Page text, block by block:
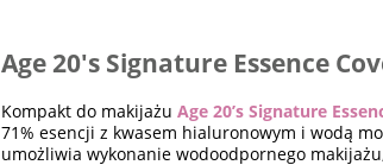
Age 20's Signature Essence
Kompakt do makijażu Age 20’s Signature
71% esencji z kwasem hialuronowym i wodą
umożliwia wykonanie wodoodpornego